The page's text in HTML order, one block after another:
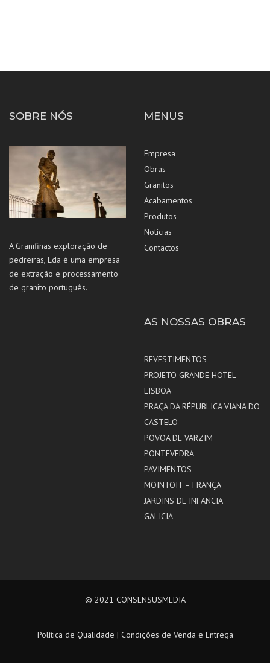
SOBRE NÓS
A Granifinas exploração de
pedreiras, Lda é uma empresa
de extração e processamento
de granito português.
MENUS
Empresa
Obras
Granitos
Acabamentos
Produtos
Notícias
Contactos
AS NOSSAS OBRAS
REVESTIMENTOS
PROJETO GRANDE HOTEL
LISBOA
PRAÇA DA RÉPUBLICA VIANA DO
CASTELO
POVOA DE VARZIM
PONTEVEDRA
PAVIMENTOS
MOINTOIT – FRANÇA
JARDINS DE INFANCIA
GALICIA
© 2021 CONSENSUSMEDIA
Política de Qualidade | Condições de Venda e Entrega